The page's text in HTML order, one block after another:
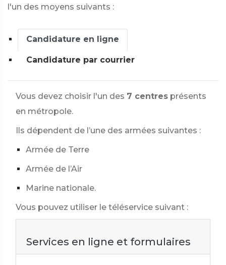
l'un des moyens suivants :
Candidature en ligne
Candidature par courrier
Vous devez choisir l'un des 7 centres présents
en métropole.
Ils dépendent de l’une des armées suivantes :
Armée de Terre
Armée de l’Air
Marine nationale.
Vous pouvez utiliser le téléservice suivant :
Services en ligne et formulaires